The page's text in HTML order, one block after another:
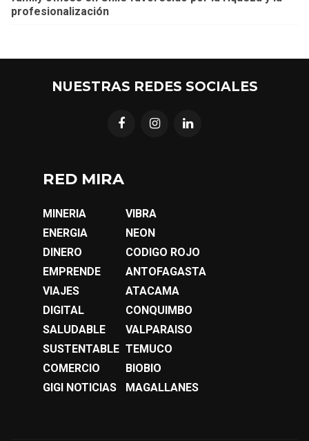
profesionalización
NUESTRAS REDES SOCIALES
RED MIRA
MINERIA
ENERGIA
DINERO
EMPRENDE
VIAJES
DIGITAL
SALUDABLE
SUSTENTABLE
COMERCIO
GIGI NOTICIAS
VIBRA
NEON
CODIGO ROJO
ANTOFAGASTA
ATACAMA
CONQUIMBO
VALPARAISO
TEMUCO
BIOBIO
MAGALLANES